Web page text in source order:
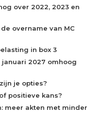
over 2022, 2023 en
overname van MC
in box 3
2027 omhoog
je opties?
positieve kans?
meer akten met minder